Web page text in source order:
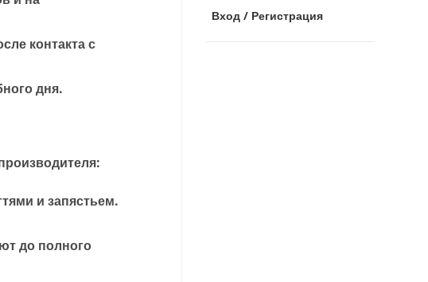
контакта с
дня.
и запястьем.
до полного
Вход / Регистрация